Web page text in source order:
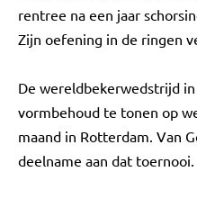
rentree na een jaar
Zijn oefening in de ringen
De wereldbekerwedstrijd
vormbehoud te tonen op
maand in Rotterdam. Van
deelname aan dat toernooi.